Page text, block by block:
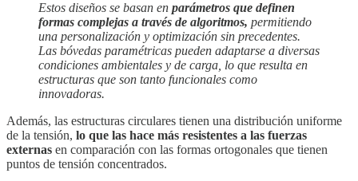
Estos diseños se basan en parámetros que definen
formas complejas a través de algoritmos, permitiendo
una personalización y optimización sin precedentes.
Las bóvedas paramétricas pueden adaptarse a diversas
condiciones ambientales y de carga, lo que resulta en
estructuras que son tanto funcionales como
innovadoras.
Además, las estructuras circulares tienen una distribución uniforme
de la tensión, lo que las hace más resistentes a las fuerzas
externas en comparación con las formas ortogonales que tienen
puntos de tensión concentrados.